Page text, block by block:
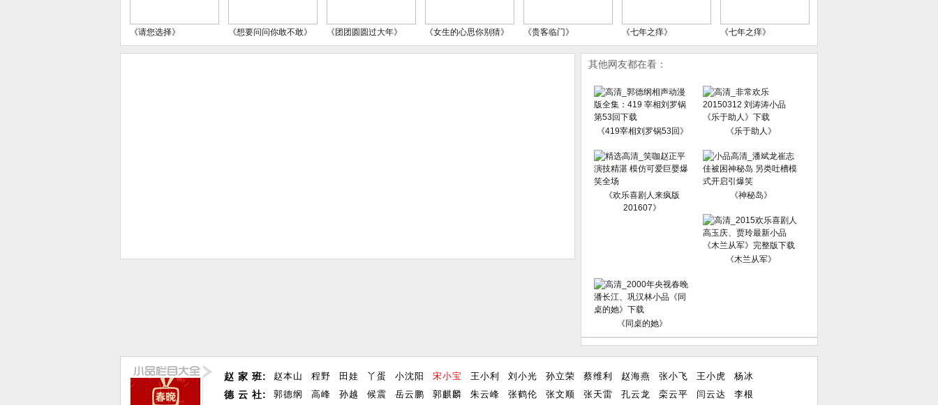
《请您选择》 《想要问问你敢不敢》 《团团圆圆过大年》 《女生的心思你别猜》 《贵客临门》 《七年之痒》 《七年之痒》
其他网友都在看：
《419宰相刘罗锅53回》 《乐于助人》
《欢乐喜剧人来疯版
201607》
《神秘岛》
《木兰从军》
《同桌的她》
赵 家 班:
德 云 社:
赵本山 程野 田娃 丫蛋 小沈阳 宋小宝 王小利 刘小光 孙立荣 蔡维利 赵海燕 张小飞 王小虎
杨冰
郭德纲
高峰 孙越 候震 岳云鹏 郭麒麟 朱云峰 张鹤伦 张文顺 张天雷 孔云龙 栾云平 闫云达 李根